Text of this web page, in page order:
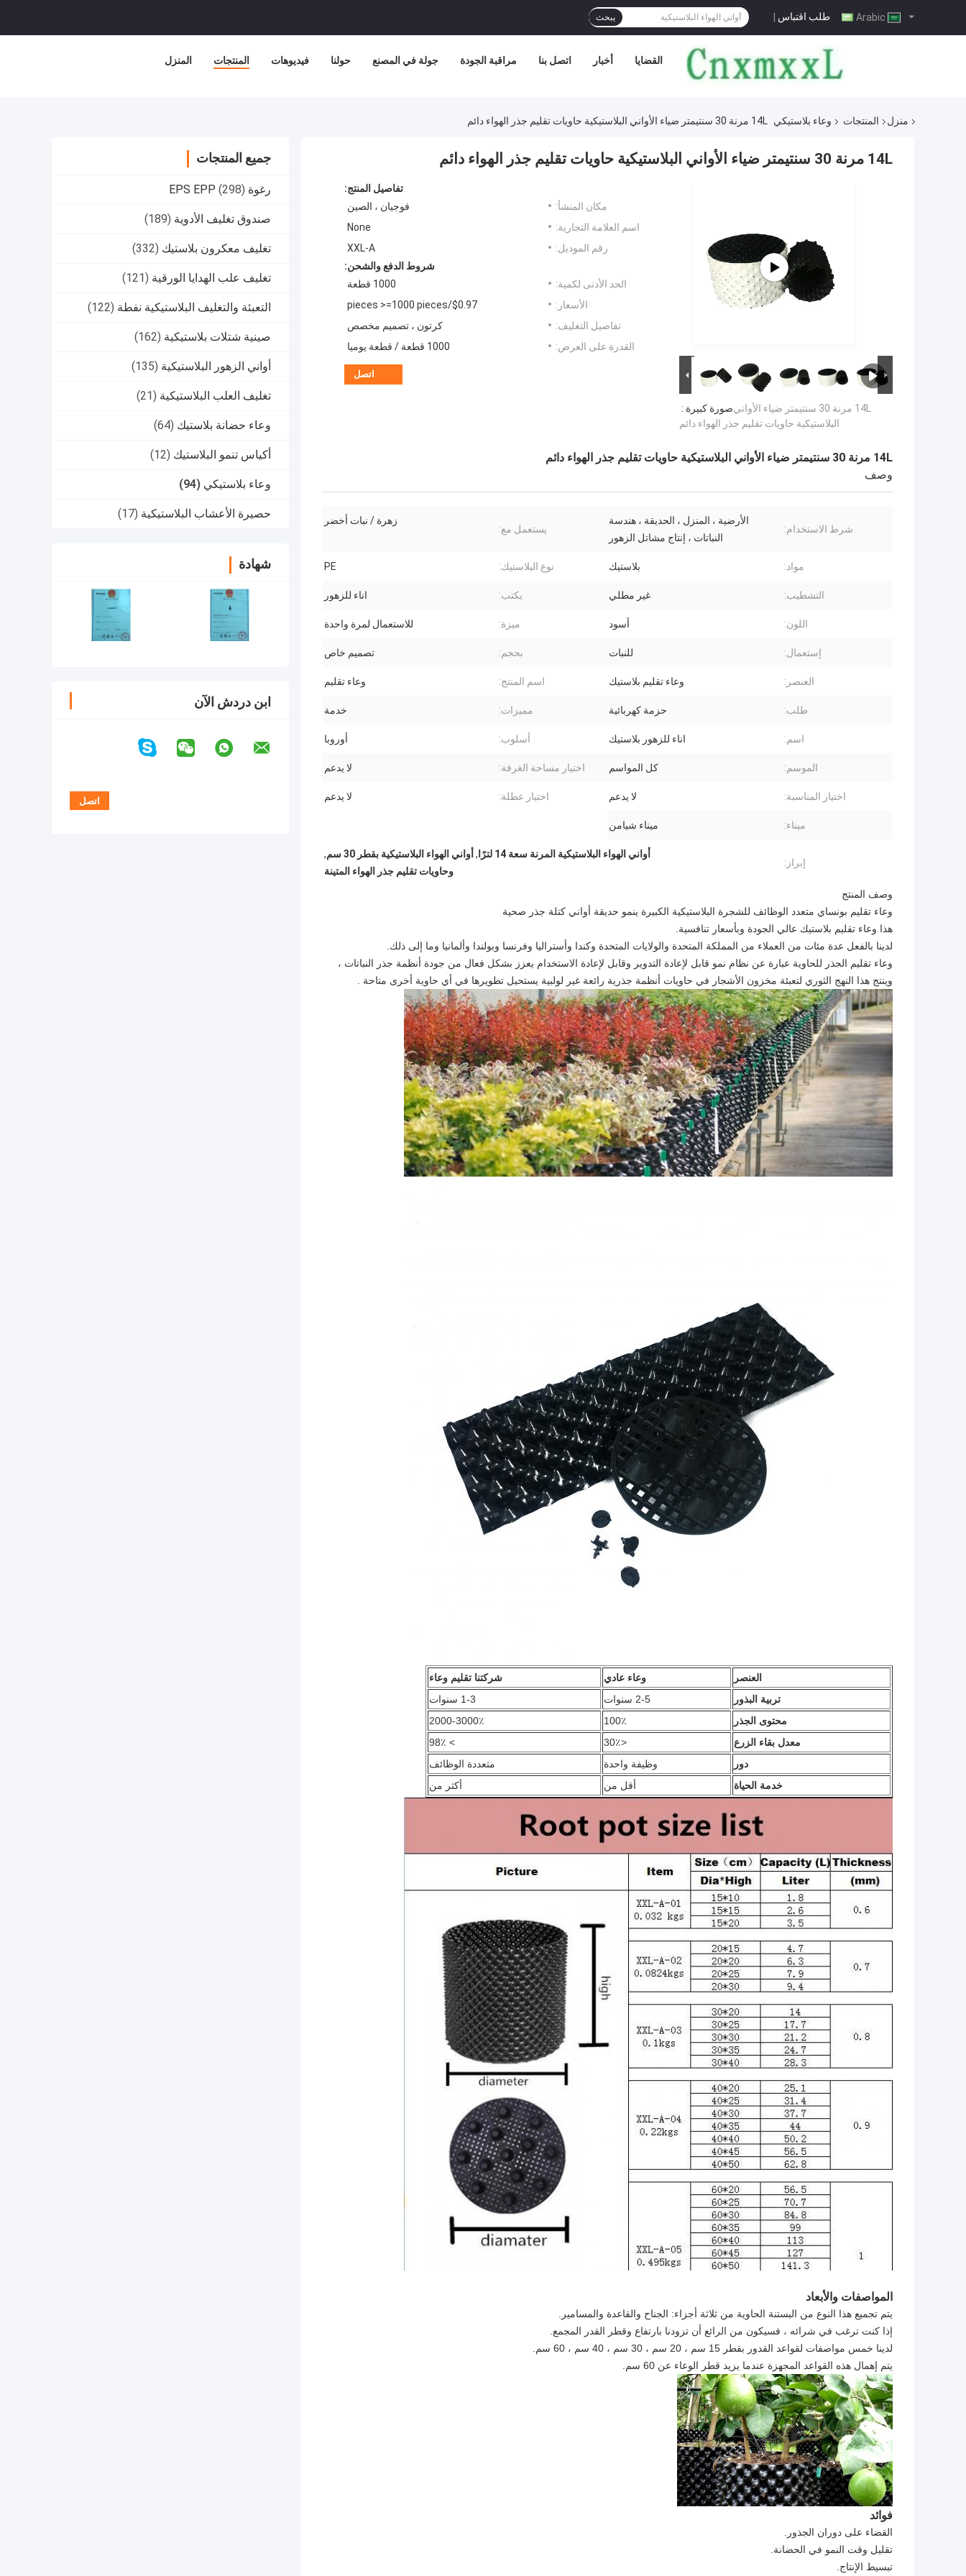
طلب اقتباس | يبحث
المنزل المنتجات فيديوهات حولنا جولة في المصنع مراقبة الجودة اتصل بنا أخبار القضايا
منزل المنتجات وعاء بلاستيكي 14L مرنة 30 سنتيمتر ضياء الأواني البلاستيكية حاويات تقليم جذر الهواء دائم
جميع المنتجات
رغوة EPS EPP (298)
صندوق تغليف الأدوية (189)
تغليف معكرون بلاستيك (332)
تغليف علب الهدايا الورقية (121)
التعبئة والتغليف البلاستيكية نفطة (122)
صينية شتلات بلاستيكية (162)
أواني الزهور البلاستيكية (135)
تغليف العلب البلاستيكية (21)
وعاء حضانة بلاستيك (64)
أكياس تنمو البلاستيك (12)
وعاء بلاستيكي (94)
حصيرة الأعشاب البلاستيكية (17)
شهادة
ابن دردش الآن
14L مرنة 30 سنتيمتر ضياء الأواني البلاستيكية حاويات تقليم جذر الهواء دائم
صورة كبيرة :14L مرنة 30 سنتيمتر ضياء الأواني
البلاستيكية حاويات تقليم جذر الهواء دائم
تفاصيل المنتج:
مكان المنشأ:
فوجيان ، الصين
اسم العلامة التجارية:
None
رقم الموديل:
XXL-A
شروط الدفع والشحن:
الحد الأدنى لكمية:
1000 قطعة
الأسعار:
$0.97/pieces >=1000 pieces
تفاصيل التغليف:
كرتون ، تصميم مخصص
القدرة على العرض:
1000 قطعة / قطعة يوميا
اتصل
14L مرنة 30 سنتيمتر ضياء الأواني البلاستيكية حاويات تقليم جذر الهواء دائم
وصف
شرط الاستخدام:
الأرضية ، المنزل ، الحديقة ، هندسة
النباتات ، إنتاج مشاتل الزهور
يستعمل مع:
زهرة / نبات أخضر
مواد: بلاستيك نوع البلاستيك: PE
التشطيب: غير مطلي يكتب: اناء للزهور
اللون: أسود ميزة: للاستعمال لمرة واحدة
إستعمال: للنبات بحجم: تصميم خاص
العنصر: وعاء تقليم بلاستيك اسم المنتج: وعاء تقليم
طلب: حزمة كهربائية مميزات: خدمة
اسم: اناء للزهور بلاستيك أسلوب: أوروبا
الموسم: كل المواسم اختيار مساحة الغرفة: لا يدعم
اختيار المناسبة: لا يدعم اختيار عطلة: لا يدعم
ميناء: ميناء شيامن
إبراز:
أواني الهواء البلاستيكية المرنة سعة 14 لترًا , أواني الهواء البلاستيكية بقطر 30 سم
,
وحاويات تقليم جذر الهواء المتينة
وصف المنتج
وعاء تقليم بونساي متعدد الوظائف للشجرة البلاستيكية الكبيرة ينمو حديقة أواني كتلة جذر صحية
هذا وعاء تقليم بلاستيك عالي الجودة وبأسعار تنافسية.
لدينا بالفعل عدة مئات من العملاء من المملكة المتحدة والولايات المتحدة وكندا وأستراليا وفرنسا وبولندا وألمانيا وما إلى ذلك.
وعاء تقليم الجذر للحاوية عبارة عن نظام نمو قابل لإعادة التدوير وقابل لإعادة الاستخدام يعزز بشكل فعال من جودة أنظمة جذر النباتات ،
وينتج هذا النهج الثوري لتعبئة مخزون الأشجار في حاويات أنظمة جذرية رائعة غير لولبية يستحيل تطويرها في أي حاوية أخرى متاحة .
العنصر وعاء عادي
شركتنا تقليم وعاء
تربية البذور
2-5 سنوات
1-3 سنوات
محتوى الجذر
100٪
2000-3000٪
معدل بقاء الزرع
<30٪
> 98٪
دور
وظيفة واحدة
متعددة الوظائف
خدمة الحياة
أقل من أكثر من
المواصفات والأبعاد
يتم تجميع هذا النوع من البستنة الحاوية من ثلاثة أجزاء: الجناح والقاعدة والمسامير.
إذا كنت ترغب في شرائه ، فسيكون من الرائع أن تزودنا بارتفاع وقطر القدر المجمع.
لدينا خمس مواصفات لقواعد القدور بقطر 15 سم ، 20 سم ، 30 سم ، 40 سم ، 60 سم.
يتم إهمال هذه القواعد المجهزة عندما يزيد قطر الوعاء عن 60 سم.
فوائد
القضاء على دوران الجذور.
تقليل وقت النمو في الحضانة.
تبسيط الإنتاج.